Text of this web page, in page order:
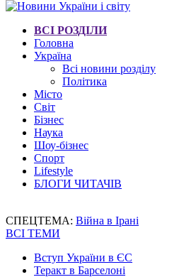
ВСІ РОЗДІЛИ
Головна
Україна
Всі новини розділу
Політика
Місто
Світ
Бізнес
Наука
Шоу-бізнес
Спорт
Lifestyle
БЛОГИ ЧИТАЧІВ
СПЕЦТЕМА: Війна в Ірані
ВСІ ТЕМИ
Вступ України в ЄС
Теракт в Барселоні